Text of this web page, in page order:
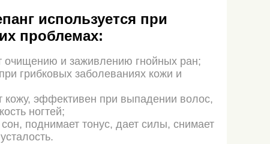
используется при
проблемах:
очищению и заживлению гнойных ран;
грибковых заболеваниях кожи и
кожу, эффективен при выпадении волос,
ногтей;
поднимает тонус, дает силы, снимает